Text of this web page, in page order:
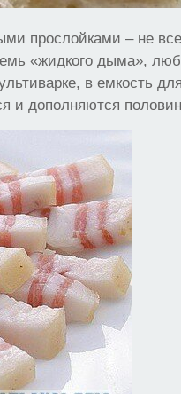
прослойками – не
«жидкого дыма»,
в емкость
и дополняются